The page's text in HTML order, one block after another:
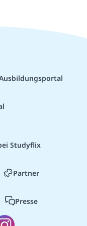
Studyflix
Partner
Presse